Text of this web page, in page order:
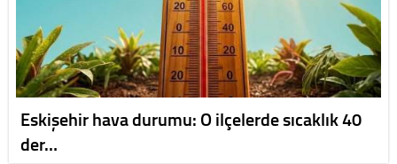
Eskişehir hava durumu: O ilçelerde sıcaklık 40
der…